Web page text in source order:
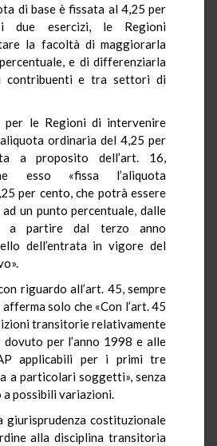
di base è fissata al 4,25 per
due esercizi, le Regioni
la facoltà di maggiorarla
e di differenziarla
contribuenti e tra settori di
per le Regioni di intervenire
ordinaria del 4,25 per
a proposito dell’art. 16,
esso «fissa l’aliquota
per cento, che potrà essere
un punto percentuale, dalle
a partire dal terzo anno
dell’entrata in vigore del
riguardo all’art. 45, sempre
solo che «Con l’art. 45
transitorie relativamente
dovuto per l’anno 1998 e alle
applicabili per i primi tre
a particolari soggetti», senza
possibili variazioni.
giurisprudenza costituzionale
alla disciplina transitoria